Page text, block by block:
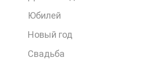
Юбилей
Новый год
Свадьба